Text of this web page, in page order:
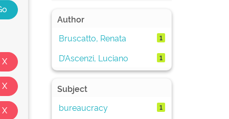
Author
Bruscatto, Renata
1
D’Ascenzi, Luciano 1
Subject
bureaucracy
1